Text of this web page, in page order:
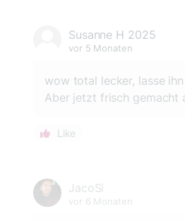
Susanne H 2025
vor 5 Monaten
wow total lecker, lasse
Aber jetzt frisch gemacht
Like
JacoSi
vor 6 Monaten